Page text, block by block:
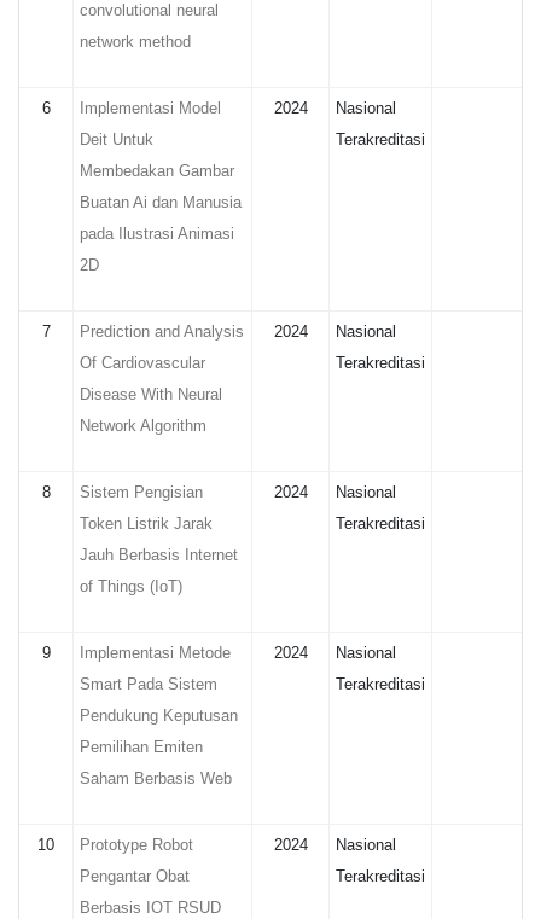
convolutional neural
network method
6
Implementasi Model
Deit Untuk
Membedakan Gambar
Buatan Ai dan Manusia
pada Ilustrasi Animasi
2D
2024
Nasional
Terakreditasi
7
Prediction and Analysis
Of Cardiovascular
Disease With Neural
Network Algorithm
2024
Nasional
Terakreditasi
8
Sistem Pengisian
Token Listrik Jarak
Jauh Berbasis Internet
of Things (IoT)
2024
Nasional
Terakreditasi
9
Implementasi Metode
Smart Pada Sistem
Pendukung Keputusan
Pemilihan Emiten
Saham Berbasis Web
2024
Nasional
Terakreditasi
10
Prototype Robot
Pengantar Obat
Berbasis IOT RSUD
2024
Nasional
Terakreditasi